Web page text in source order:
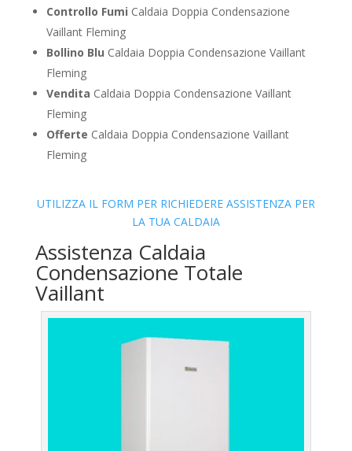
Controllo Fumi Caldaia Doppia Condensazione
Vaillant Fleming
Bollino Blu Caldaia Doppia Condensazione Vaillant
Fleming
Vendita Caldaia Doppia Condensazione Vaillant
Fleming
Offerte Caldaia Doppia Condensazione Vaillant
Fleming
UTILIZZA IL FORM PER RICHIEDERE ASSISTENZA PER
LA TUA CALDAIA
Assistenza Caldaia
Condensazione Totale
Vaillant